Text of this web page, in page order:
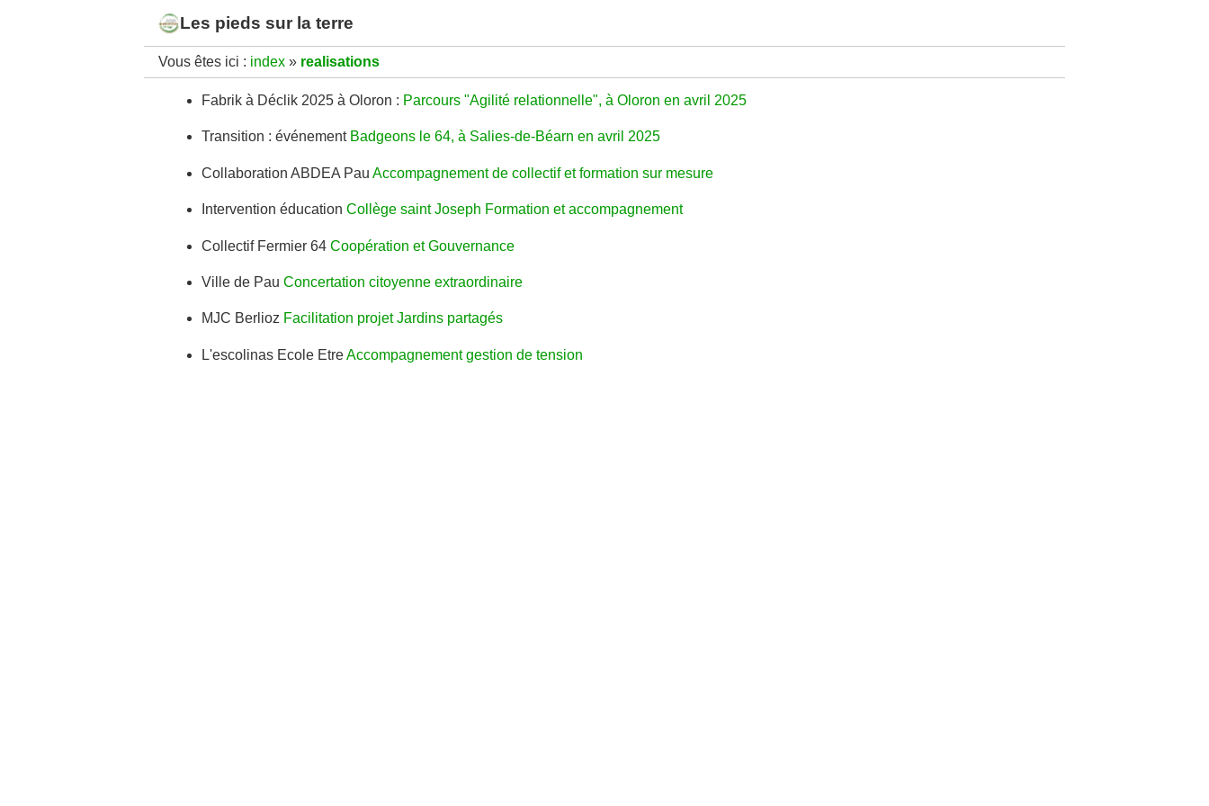
Les pieds sur la terre
Vous êtes ici : index » realisations
Fabrik à Déclik 2025 à Oloron : Parcours "Agilité relationnelle", à Oloron en avril 2025
Transition : événement Badgeons le 64, à Salies-de-Béarn en avril 2025
Collaboration ABDEA Pau Accompagnement de collectif et formation sur mesure
Intervention éducation Collège saint Joseph Formation et accompagnement
Collectif Fermier 64 Coopération et Gouvernance
Ville de Pau Concertation citoyenne extraordinaire
MJC Berlioz Facilitation projet Jardins partagés
L'escolinas Ecole EtreAccompagnement gestion de tension